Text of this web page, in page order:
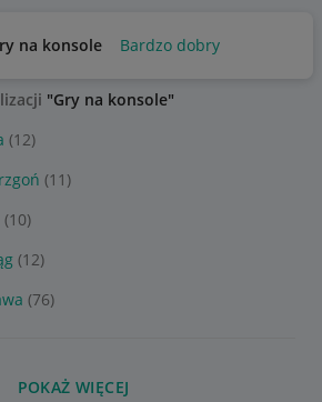
na konsole Bardzo dobry
"Gry na konsole"
(12)
(11)
(10)
(12)
(76)
POKAŻ WIĘCEJ